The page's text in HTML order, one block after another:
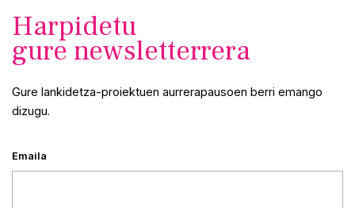
Harpidetu
gure newsletterrera
Gure lankidetza-proiektuen aurrerapausoen berri emango
dizugu.
Emaila